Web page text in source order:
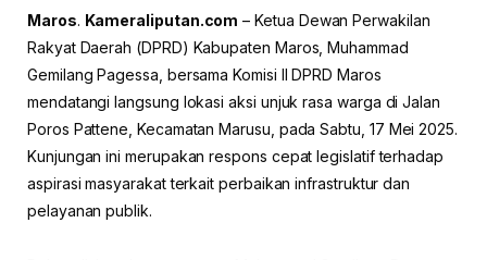
Maros. Kameraliputan.com – Ketua Dewan Perwakilan
Rakyat Daerah (DPRD) Kabupaten Maros, Muhammad
Gemilang Pagessa, bersama Komisi II DPRD Maros
mendatangi langsung lokasi aksi unjuk rasa warga di Jalan
Poros Pattene, Kecamatan Marusu, pada Sabtu, 17 Mei 2025.
Kunjungan ini merupakan respons cepat legislatif terhadap
aspirasi masyarakat terkait perbaikan infrastruktur dan
pelayanan publik.